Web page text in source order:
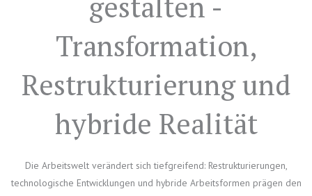
Transformation,
Restrukturierung und
hybride Realität
Die Arbeitswelt verändert sich tiefgreifend: Restrukturierungen,
technologische Entwicklungen und hybride Arbeitsformen prägen den